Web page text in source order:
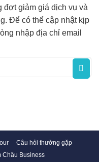
đợt giảm giá dịch vụ và
Để có thể cập nhật kịp
nhập địa chỉ email
Câu hỏi thường gặp
Châu Business